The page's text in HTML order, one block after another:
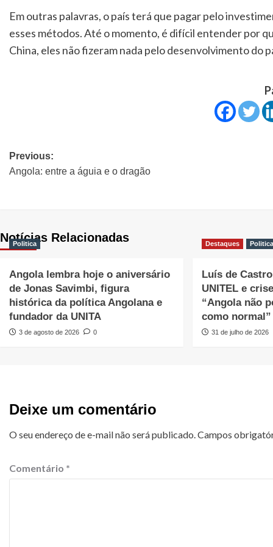
Em outras palavras, o país terá que pagar pelo
esses métodos. Até o momento, é difícil entender por
China, eles não fizeram nada pelo desenvolvimento do
Previous:
Angola: entre a águia e o dragão
Notícias Relacionadas
Politica
Angola lembra hoje o aniversário
de Jonas Savimbi, figura
histórica da política Angolana e
fundador da UNITA
3 de agosto de 2026 0
Destaques
Luís de
UNITEL e
“Angola não
como normal”
31 de julho de 2026
Deixe um comentário
O seu endereço de e-mail não será publicado.Campos
Comentário *